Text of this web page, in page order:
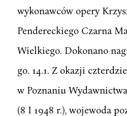
wykonawców opery
Pendereckiego Czarna
Wielkiego. Dokonano
go. 14.1. Z okazji
w Poznaniu
(8 I 1948 r.), wojewoda